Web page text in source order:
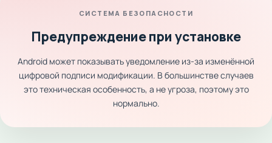
СИСТЕМА БЕЗОПАСНОСТИ
Предупреждение при установке
Android может показывать уведомление из-за изменённой
цифровой подписи модификации. В большинстве случаев
это техническая особенность, а не угроза, поэтому это
нормально.